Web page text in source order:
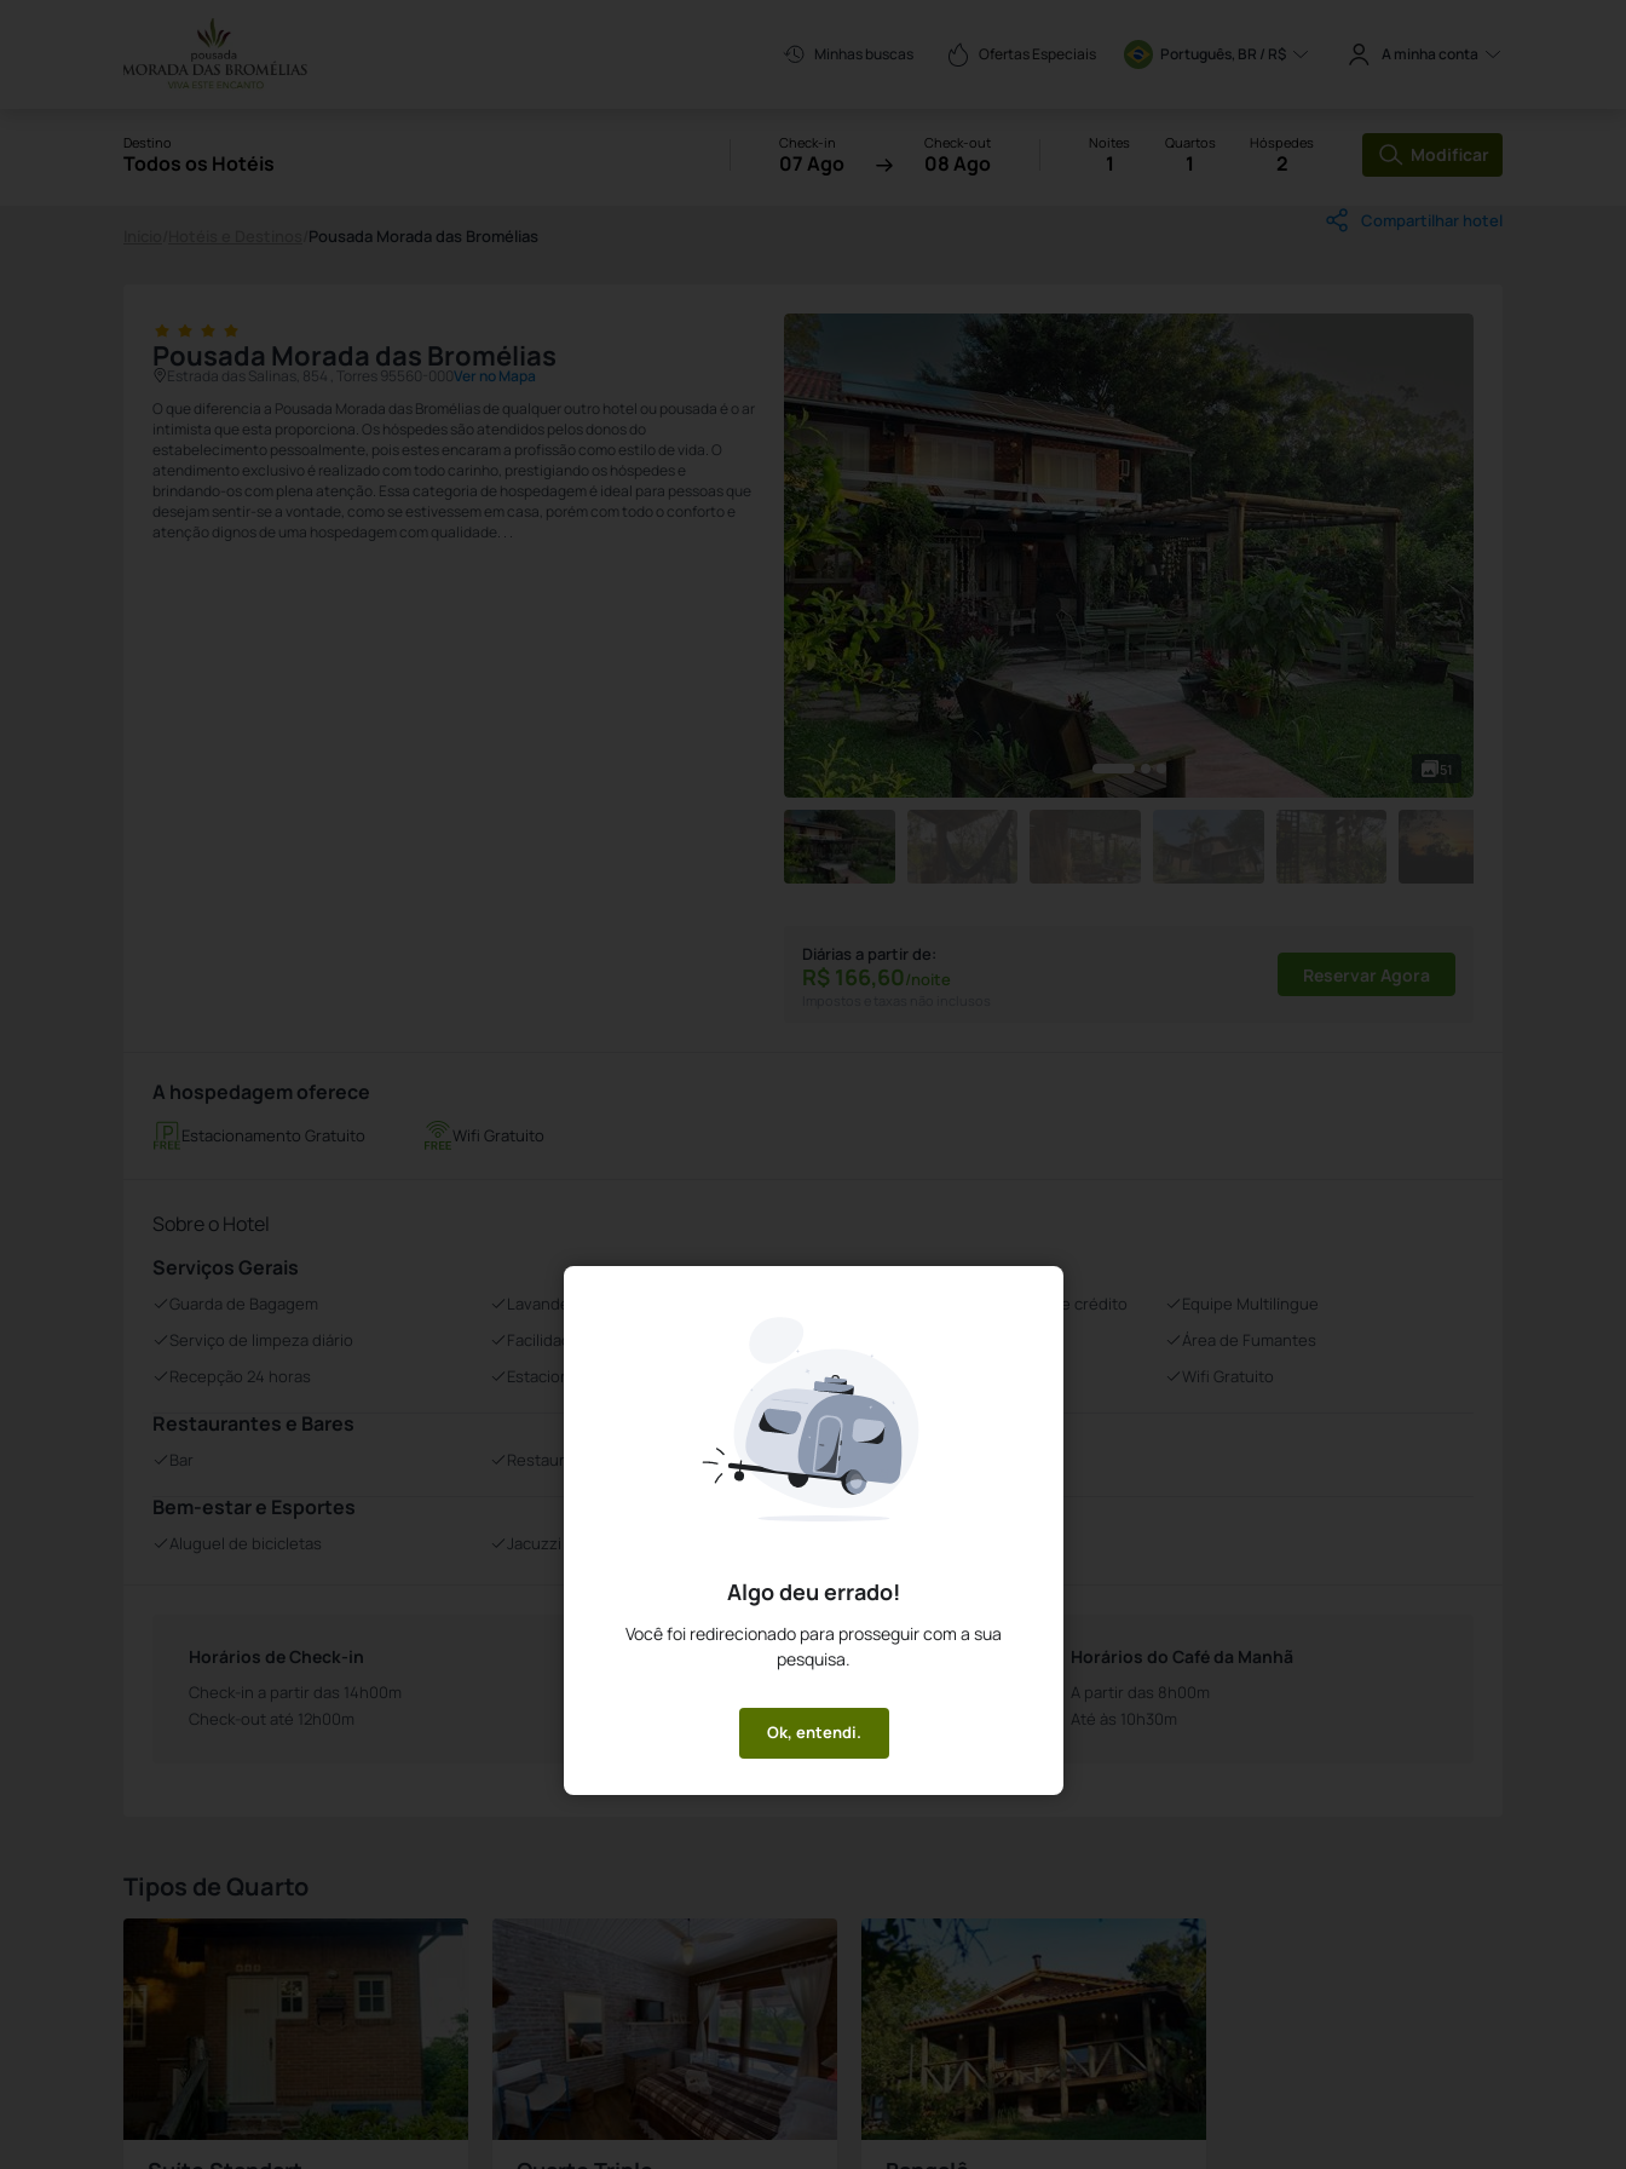
Minhas buscas Ofertas Especiais Português, BR / R$ A minha conta
Algo deu errado!
Você foi redirecionado para prosseguir com a sua
pesquisa.
Ok, entendi.
Destino
Todos os Hotéis
Check-in
07 Ago
Check-out
08 Ago
Noites
1
Quartos
1
Hóspedes
2 Modificar
Pousada Morada das Bromélias
Compartilhar hotel
Pousada Morada das Bromélias
Estrada das Salinas, 854 , Torres 95560-000Ver no Mapa
O que diferencia a Pousada Morada das Bromélias de qualquer outro hotel ou pousada é o ar
intimista que esta proporciona. Os hóspedes são atendidos pelos donos do
estabelecimento pessoalmente, pois estes encaram a profissão como estilo de vida. O
atendimento exclusivo é realizado com todo carinho, prestigiando os hóspedes e
brindando-os com plena atenção. Essa categoria de hospedagem é ideal para pessoas que
desejam sentir-se a vontade, como se estivessem em casa, porém com todo o conforto e
atenção dignos de uma hospedagem com qualidade. . .
51
Diárias a partir de:
R$ 166,60/noite Reservar Agora
A hospedagem oferece
Estacionamento Gratuito Wifi Gratuito
Sobre o Hotel
Serviços Gerais
Guarda de Bagagem Lavanderia/ Limpeza a seco Aceita os principais cartões de crédito
Equipe Multilíngue
Serviço de limpeza diário
Facilidades de Impressão
Área de Fumantes
Recepção 24 horas
Estacionamento Gratuito Internet sem fio Wifi Gratuito
Restaurantes e Bares
Bar Restaurante
Bem-estar e Esportes
Aluguel de bicicletas Jacuzzi
Horários de Check-in
Check-in a partir das 14h00m
Check-out até 12h00m
Horários da Recepção Horários do Café da Manhã
A partir das 8h00m
Até às 10h30m
Tipos de Quarto